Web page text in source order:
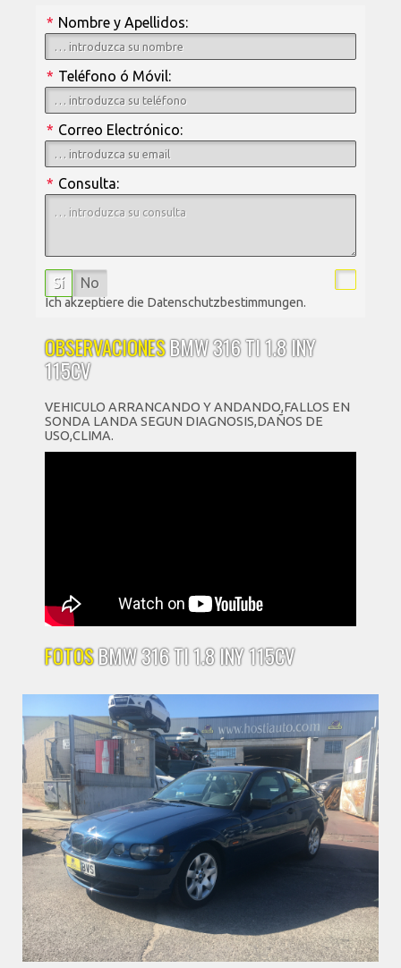
Nombre y Apellidos:
*
Teléfono ó Móvil:
*
Correo Electrónico:
*
Consulta:
*
Sí No
Ich akzeptiere die Datenschutzbestimmungen.
OBSERVACIONESBMW 316 TI 1.8 INY
115CV
VEHICULO ARRANCANDO Y ANDANDO,FALLOS EN
SONDA LANDA SEGUN DIAGNOSIS,DAÑOS DE
USO,CLIMA.
FOTOSBMW 316 TI 1.8 INY 115CV